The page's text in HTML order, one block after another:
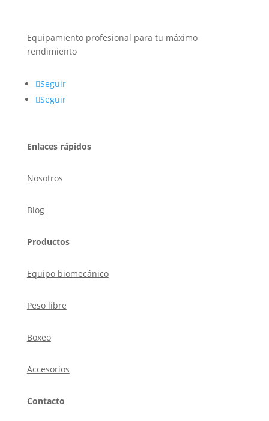
Equipamiento profesional para tu máximo
rendimiento
Seguir
Seguir
Enlaces rápidos
Nosotros
Blog
Productos
Equipo biomecánico
Peso libre
Boxeo
Accesorios
Contacto